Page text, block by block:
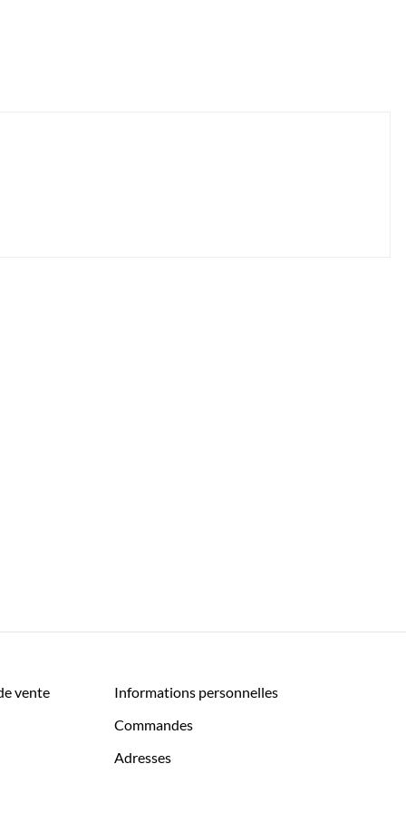
vente
Informations personnelles
Commandes
Adresses